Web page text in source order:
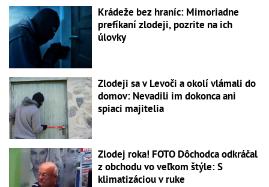
Krádeže bez hraníc: Mimoriadne
prefíkaní zlodeji, pozrite na ich
úlovky
Zlodeji sa v Levoči a okolí vlámali do
domov: Nevadili im dokonca ani
spiaci majitelia
Zlodej roka! FOTO Dôchodca odkráčal
z obchodu vo veľkom štýle: S
klimatizáciou v ruke